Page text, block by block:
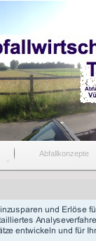
Abfallkonzepte